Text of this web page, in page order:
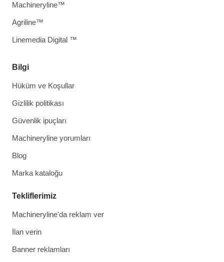
Bilgi
Hüküm ve Koşullar
Gizlilik politikası
Güvenlik ipuçları
Machineryline yorumları
Blog
Marka kataloğu
Tekliflerimiz
Machineryline'da reklam ver
İlan verin
Banner reklamları
Machineryline™
Agriline™
Linemedia Digital ™